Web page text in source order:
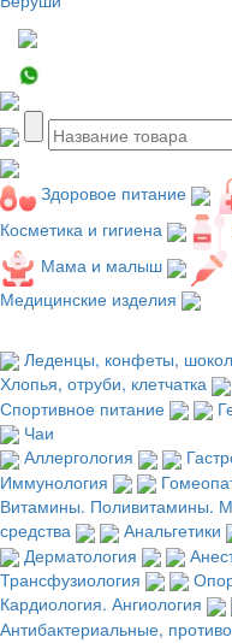
Здоровое питание
Косметика и гигиена
Мама и малыш
Медицинские изделия
Леденцы, конфеты,
Хлопья, отруби, клетчатка
Спортивное питание
Чаи
Аллергология
Иммунология
Витамины. Поливитамины.
средства
Анальгетики
Дерматология
Трансфузиология
Кардиология. Ангиология
Антибактериальные,